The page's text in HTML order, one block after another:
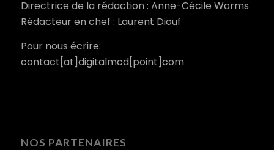
Directrice de la rédaction : Anne-Cécile Worms
Rédacteur en chef : Laurent Diouf
Pour nous écrire:
contact[at]digitalmcd[point]com
NOS PARTENAIRES